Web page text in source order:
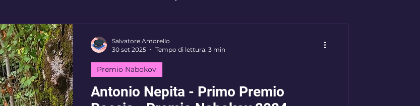
Nabokov Interviste
Antonio Nepita - Primo Premio
Premio Nabokov
Salvatore Amorello
30 set 2025
Tempo di lettura: 3 min